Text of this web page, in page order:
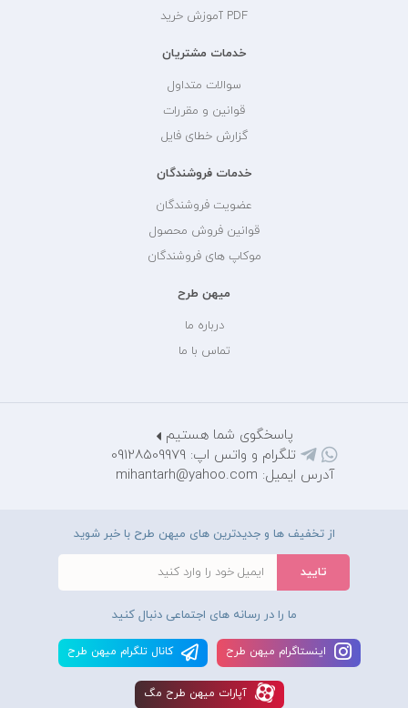
PDF آموزش خرید
خدمات مشتریان
سوالات متداول
قوانین و مقررات
گزارش خطای فایل
خدمات فروشندگان
عضویت فروشندگان
قوانین فروش محصول
موکاپ های فروشندگان
میهن طرح
درباره ما
تماس با ما
پاسخگوی شما هستیم
تلگرام و واتس اپ: 09128509979
آدرس ایمیل: mihantarh@yahoo.com
از تخفیف ها و جدیدترین های میهن طرح با خبر شوید
ما را در رسانه های اجتماعی دنبال کنید
اينستاگرام ميهن طرح کانال تلگرام ميهن طرح
آپارات ميهن طرح مگ